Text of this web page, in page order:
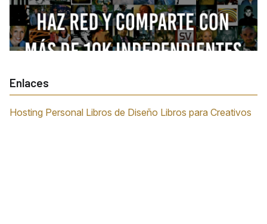
Enlaces
Hosting Personal Libros de Diseño Libros para Creativos